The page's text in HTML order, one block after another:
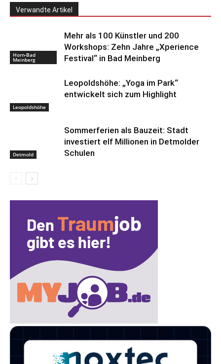
Verwandte Artikel
Horn-Bad
Meinberg
Mehr als 100 Künstler und 200
Workshops: Zehn Jahre „Xperience
Festival“ in Bad Meinberg
Leopoldshöhe
Leopoldshöhe: „Yoga im Park“
entwickelt sich zum Highlight
Detmold
Sommerferien als Bauzeit: Stadt
investiert elf Millionen in Detmolder
Schulen